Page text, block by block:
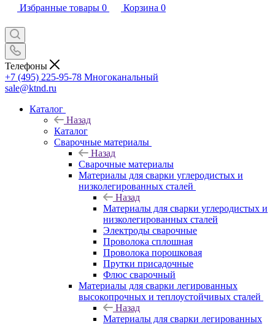
Избранные товары 0 Корзина 0
Телефоны
+7 (495) 225-95-78 Многоканальный
sale@ktnd.ru
Каталог
Назад
Каталог
Сварочные материалы
Назад
Сварочные материалы
Материалы для сварки углеродистых и
низколегированных сталей
Назад
Материалы для сварки углеродистых и
низколегированных сталей
Электроды сварочные
Проволока сплошная
Проволока порошковая
Прутки присадочные
Флюс сварочный
Материалы для сварки легированных
высокопрочных и теплоустойчивых сталей
Назад
Материалы для сварки легированных